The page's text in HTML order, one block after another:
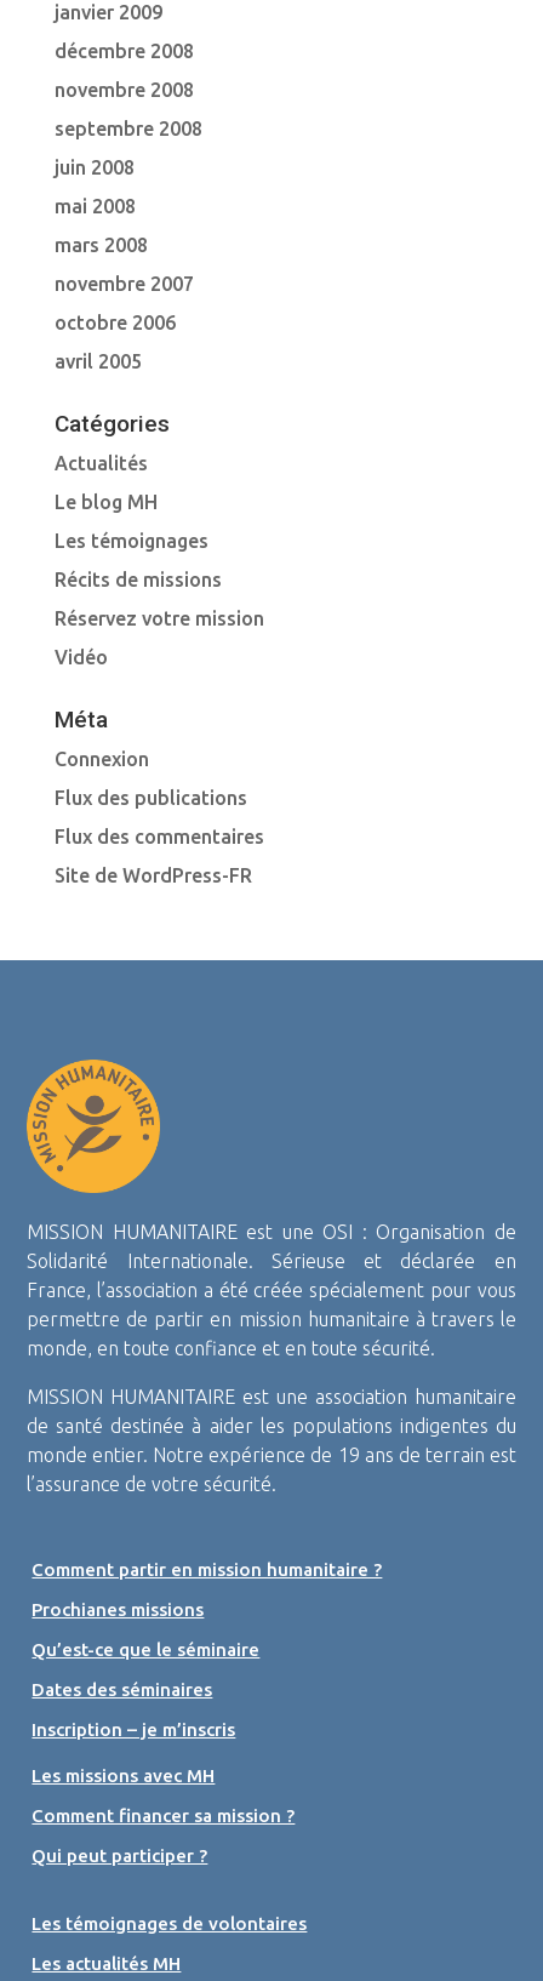
janvier 2009
décembre 2008
novembre 2008
septembre 2008
juin 2008
mai 2008
mars 2008
novembre 2007
octobre 2006
avril 2005
Catégories
Actualités
Le blog MH
Les témoignages
Récits de missions
Réservez votre mission
Vidéo
Méta
Connexion
Flux des publications
Flux des commentaires
Site de WordPress-FR
MISSION HUMANITAIRE est une OSI : Organisation de
Solidarité Internationale. Sérieuse et déclarée en
France, l’association a été créée spécialement pour vous
permettre de partir en mission humanitaire à travers le
monde, en toute confiance et en toute sécurité.
MISSION HUMANITAIRE est une association humanitaire
de santé destinée à aider les populations indigentes du
monde entier. Notre expérience de 19 ans de terrain est
l’assurance de votre sécurité.
Comment partir en mission humanitaire ?
Prochianes missions
Qu’est-ce que le séminaire
Dates des séminaires
Inscription – je m’inscris
Les missions avec MH
Comment financer sa mission ?
Qui peut participer ?
Les témoignages de volontaires
Les actualités MH